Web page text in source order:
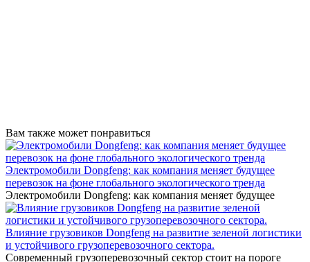
Вам также может понравиться
Электромобили Dongfeng: как компания меняет будущее
перевозок на фоне глобального экологического тренда
Электромобили Dongfeng: как компания меняет будущее
Влияние грузовиков Dongfeng на развитие зеленой логистики
и устойчивого грузоперевозочного сектора.
Современный грузоперевозочный сектор стоит на пороге